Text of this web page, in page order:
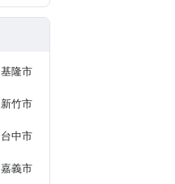
基隆市
新竹市
台中市
嘉義市